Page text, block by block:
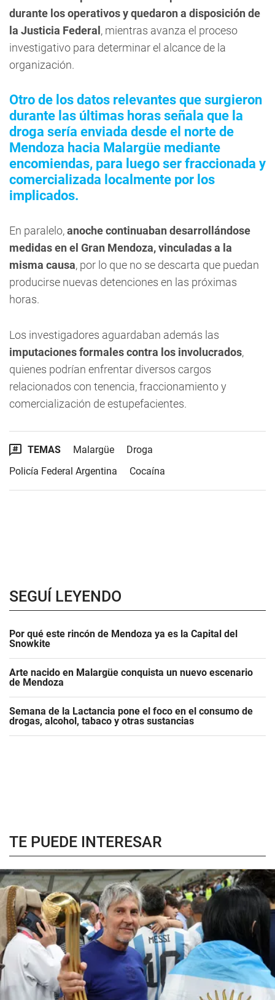
durante los operativos y quedaron a disposición de
la Justicia Federal, mientras avanza el proceso
investigativo para determinar el alcance de la
organización.
Otro de los datos relevantes que surgieron
durante las últimas horas señala que la
droga sería enviada desde el norte de
Mendoza hacia Malargüe mediante
encomiendas, para luego ser fraccionada y
comercializada localmente por los
implicados.
En paralelo,anoche continuaban desarrollándose
medidas en el Gran Mendoza, vinculadas a la
misma causa, por lo que no se descarta que puedan
producirse nuevas detenciones en las próximas
horas.
Los investigadores aguardaban además las
imputaciones formales contra los involucrados,
quienes podrían enfrentar diversos cargos
relacionados con tenencia, fraccionamiento y
comercialización de estupefacientes.
TEMAS Malargüe
Droga
Policía Federal Argentina
Cocaína
SEGUÍ LEYENDO
Por qué este rincón de Mendoza ya es la Capital del
Snowkite
Arte nacido en Malargüe conquista un nuevo escenario
de Mendoza
Semana de la Lactancia pone el foco en el consumo de
drogas, alcohol, tabaco y otras sustancias
TE PUEDE INTERESAR